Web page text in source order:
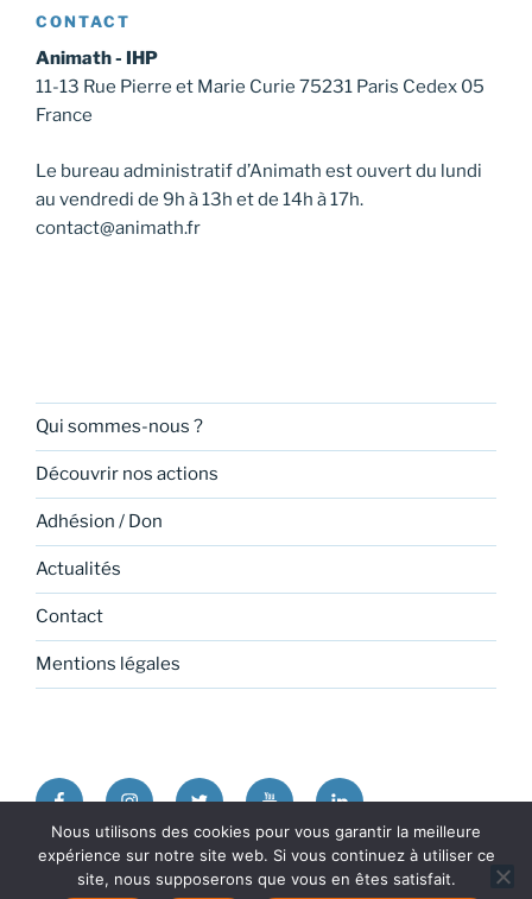
CONTACT
Animath - IHP
11-13 Rue Pierre et Marie Curie 75231 Paris Cedex 05
France
Le bureau administratif d’Animath est ouvert du lundi
au vendredi de 9h à 13h et de 14h à 17h.
contact@animath.fr
Qui sommes-nous ?
Découvrir nos actions
Adhésion / Don
Actualités
Contact
Mentions légales
FacebookInstagramTwitter YoutubeLinkedin
Politique de confidentialité
Fièrement propulsé par
WordPress
Nous utilisons des cookies pour vous garantir la meilleure
expérience sur notre site web. Si vous continuez à utiliser ce
site, nous supposerons que vous en êtes satisfait.